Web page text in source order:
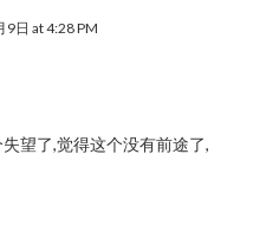
9日 at 4:28 PM
望了,觉得这个没有前途了,